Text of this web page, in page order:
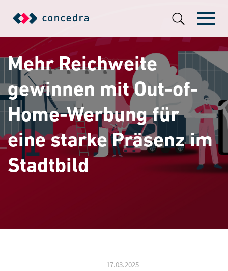
Mehr Reichweite
gewinnen mit Out-of-
Home-Werbung für
eine starke Präsenz im
Stadtbild
17.03.2025